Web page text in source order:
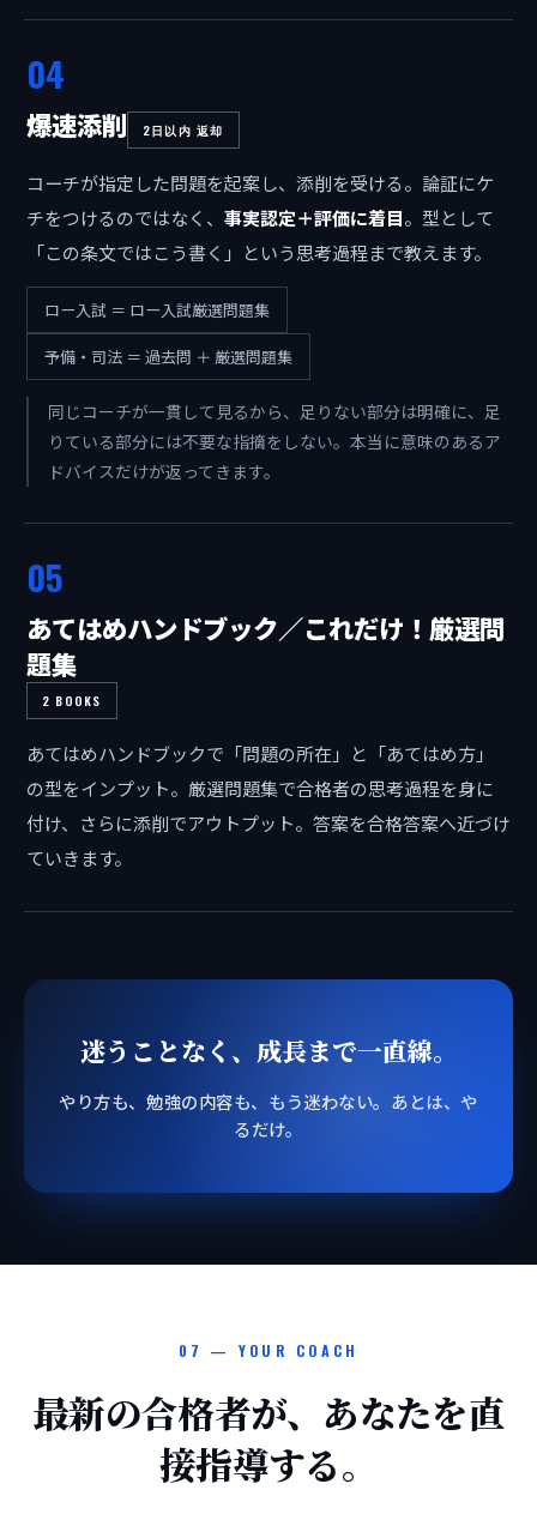
04
爆速添削 2日以内 返却
コーチが指定した問題を起案し、添削を受ける。論証にケ
チをつけるのではなく、 事実認定＋評価に着目。型として
「この条文ではこう書く」という思考過程まで教えます。
ロー入試 ＝ ロー入試厳選問題集
予備・司法 ＝ 過去問 ＋ 厳選問題集
同じコーチが一貫して見るから、足りない部分は明確に、足
りている部分には不要な指摘をしない。本当に意味のあるア
ドバイスだけが返ってきます。
05
あてはめハンドブック／これだけ！厳選問
題集
2 BOOKS
あてはめハンドブックで「問題の所在」と「あてはめ方」
の型をインプット。厳選問題集で合格者の思考過程を身に
付け、さらに添削でアウトプット。答案を合格答案へ近づけ
ていきます。
迷うことなく、成長まで一直線。
やり方も、勉強の内容も、もう迷わない。あとは、や
るだけ。
07 — YOUR COACH
最新の合格者が、あなたを直
接指導する。